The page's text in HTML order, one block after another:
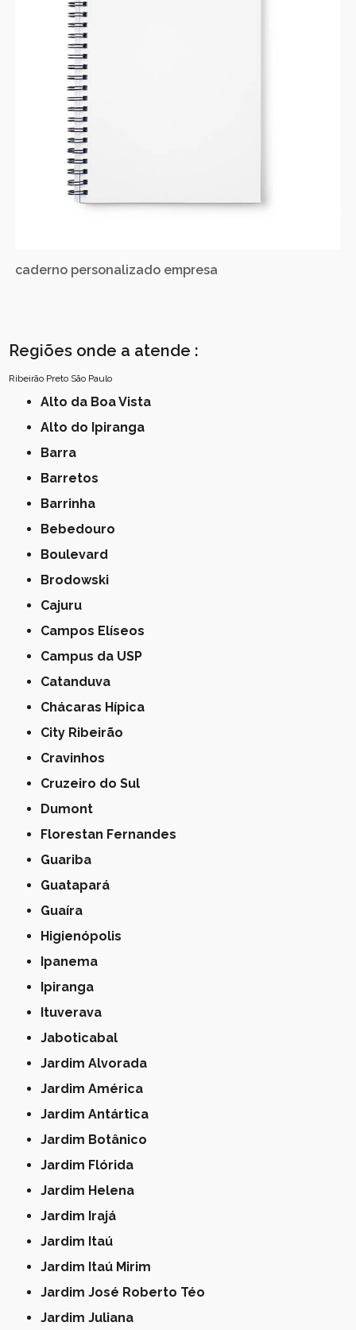
caderno personalizado empresa
Regiões onde a atende :
Ribeirão Preto São Paulo
Alto da Boa Vista
Alto do Ipiranga
Barra
Barretos
Barrinha
Bebedouro
Boulevard
Brodowski
Cajuru
Campos Elíseos
Campus da USP
Catanduva
Chácaras Hípica
City Ribeirão
Cravinhos
Cruzeiro do Sul
Dumont
Florestan Fernandes
Guariba
Guatapará
Guaíra
Higienópolis
Ipanema
Ipiranga
Ituverava
Jaboticabal
Jardim Alvorada
Jardim América
Jardim Antártica
Jardim Botânico
Jardim Flórida
Jardim Helena
Jardim Irajá
Jardim Itaú
Jardim Itaú Mirim
Jardim José Roberto Téo
Jardim Juliana